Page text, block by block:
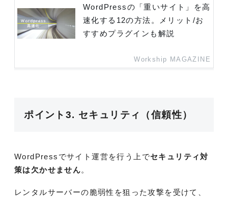
WordPressの「重いサイト」を高
速化する12の方法。メリット/お
すすめプラグインも解説
Workship MAGAZINE
ポイント3. セキュリティ（信頼性）
WordPressでサイト運営を行う上でセキュリティ対
策は欠かせません。
レンタルサーバーの脆弱性を狙った攻撃を受けて、